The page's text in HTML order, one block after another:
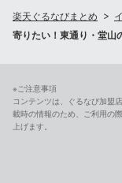
楽天ぐるなびまとめ
寄りたい！東通り・堂山
※ご注意事項
コンテンツは、ぐるなび加盟
載時の情報のため、ご利用の
上げます。